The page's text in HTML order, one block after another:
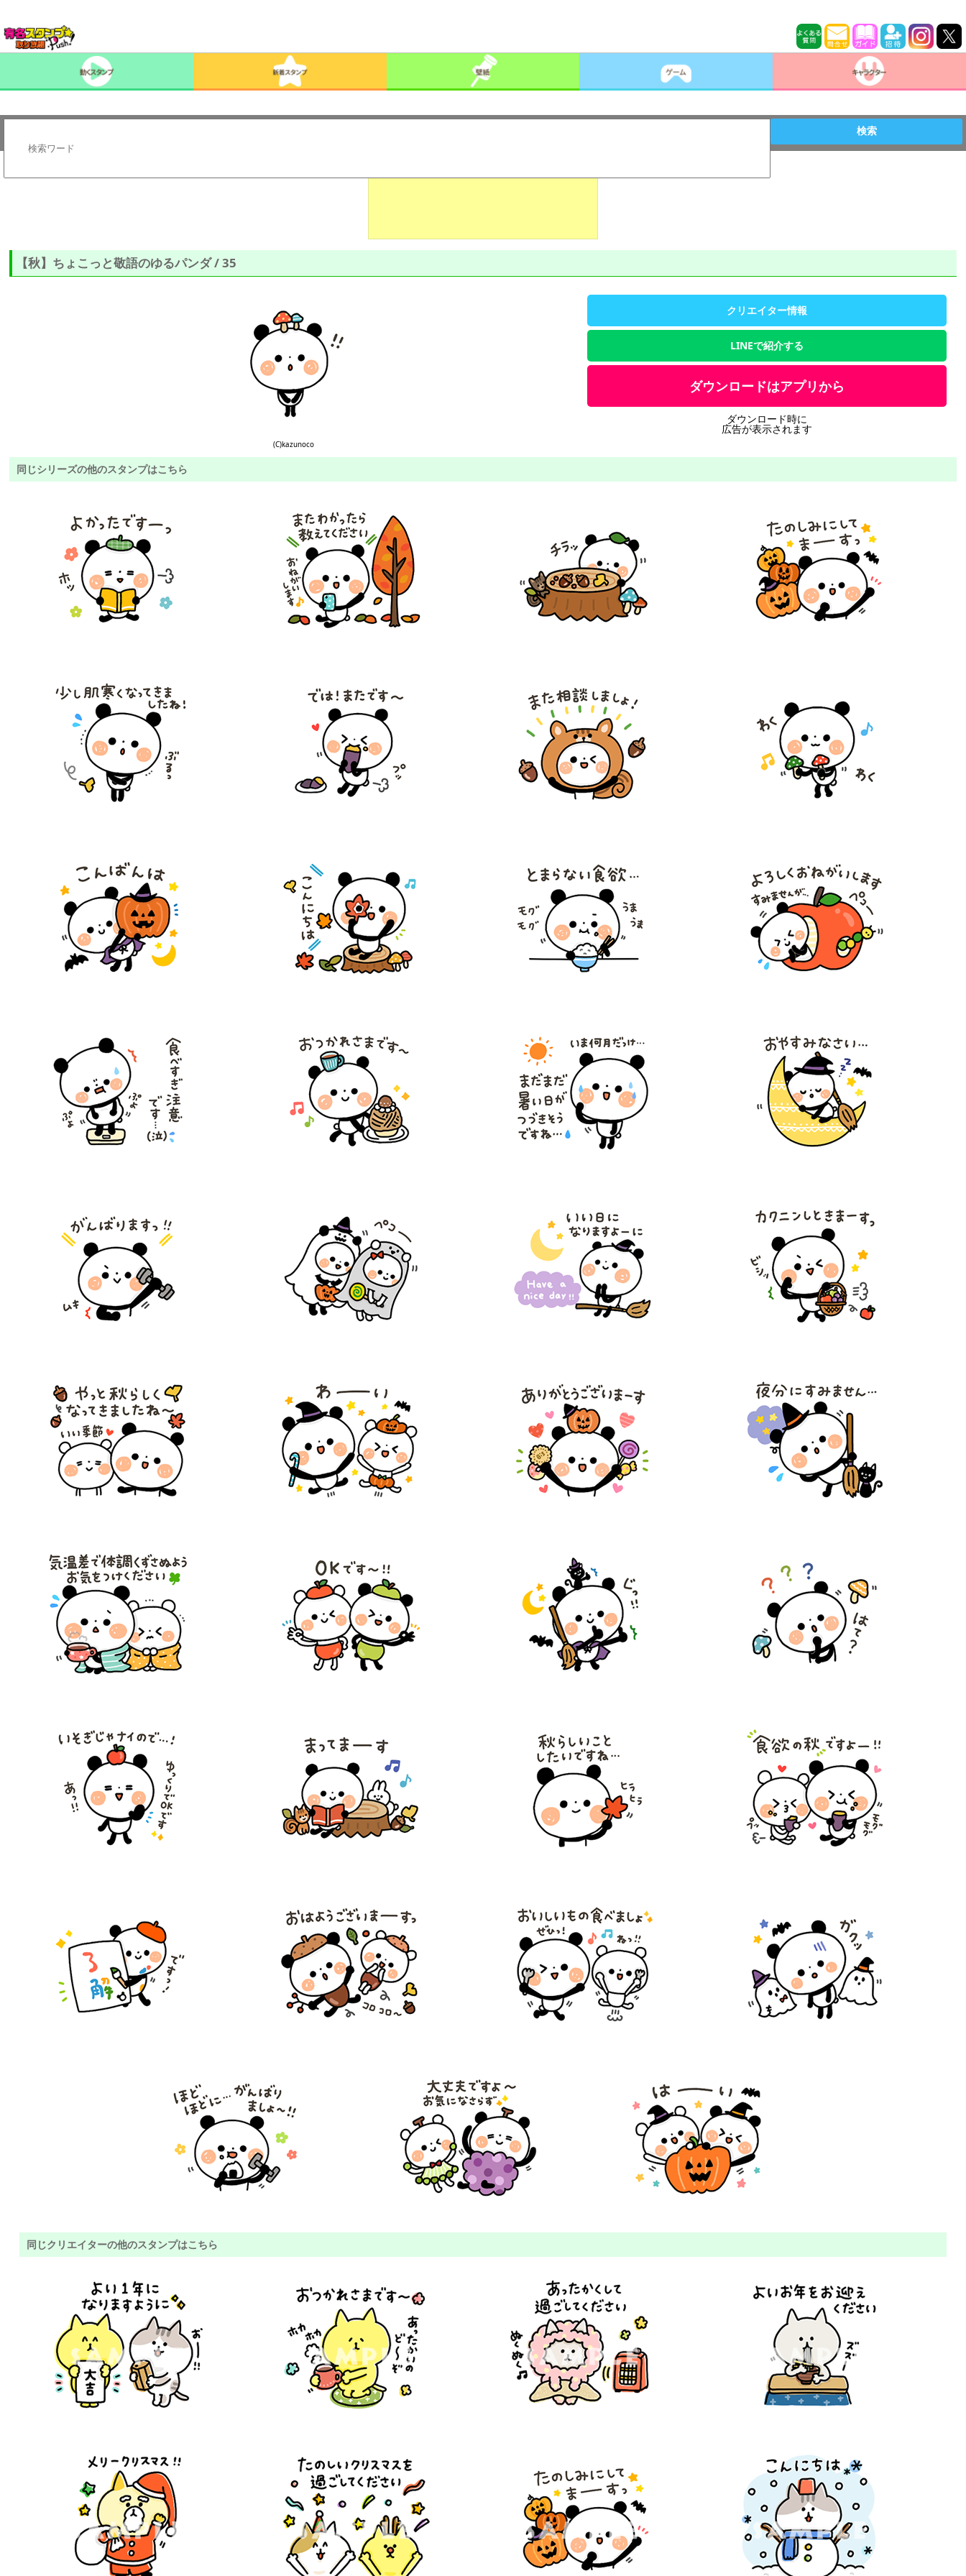
検索
【秋】ちょこっと敬語のゆるパンダ / 35
(C)kazunoco
クリエイター情報
LINEで紹介する
ダウンロードはアプリから
ダウンロード時に
広告が表示されます
同じシリーズの他のスタンプはこちら
同じクリエイターの他のスタンプはこちら